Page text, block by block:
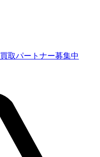
買取パートナー募集中